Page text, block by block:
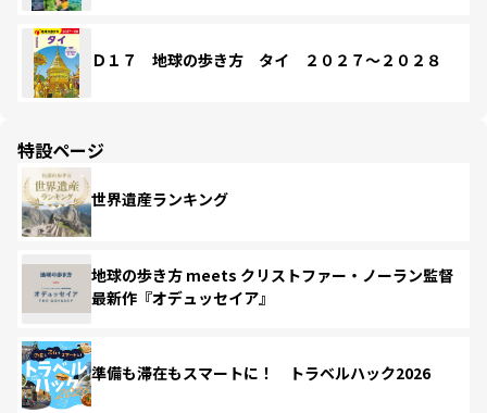
Ｄ１７ 地球の歩き方 タイ ２０２７～２０２８
特設ページ
世界遺産ランキング
地球の歩き方 meets クリストファー・ノーラン監督
最新作『オデュッセイア』
準備も滞在もスマートに！ トラベルハック2026